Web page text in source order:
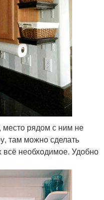
место рядом с ним не
там можно сделать
всё необходимое. Удобно